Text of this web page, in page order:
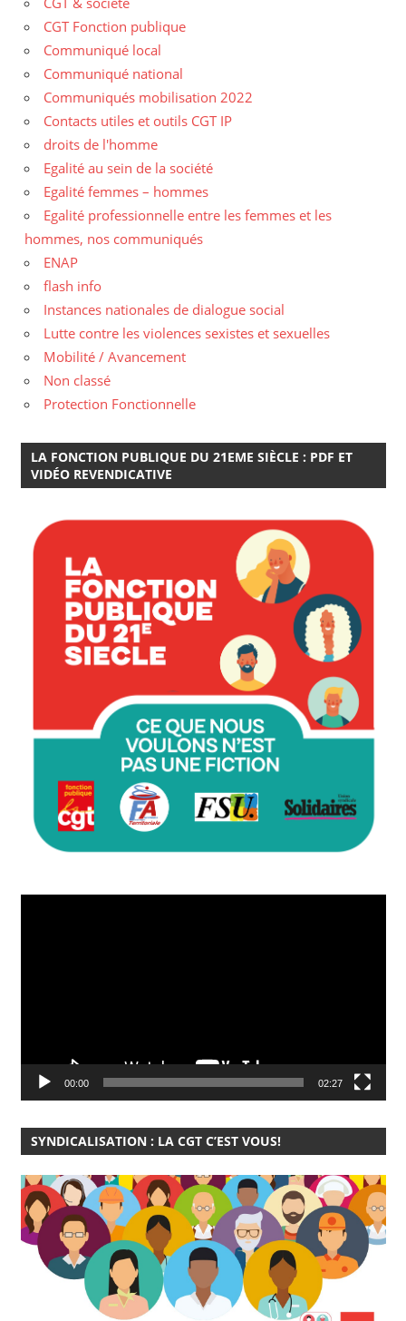
CGT Fonction publique
Communiqué local
Communiqué national
Communiqués mobilisation 2022
Contacts utiles et outils CGT IP
droits de l'homme
Egalité au sein de la société
Egalité femmes – hommes
Egalité professionnelle entre les femmes et les
hommes, nos communiqués
ENAP
flash info
Instances nationales de dialogue social
Lutte contre les violences sexistes et sexuelles
Mobilité / Avancement
Non classé
Protection Fonctionnelle
LA FONCTION PUBLIQUE DU 21EME SIÈCLE : PDF ET
VIDÉO REVENDICATIVE
00:00 02:27
SYNDICALISATION : LA CGT C’EST VOUS!